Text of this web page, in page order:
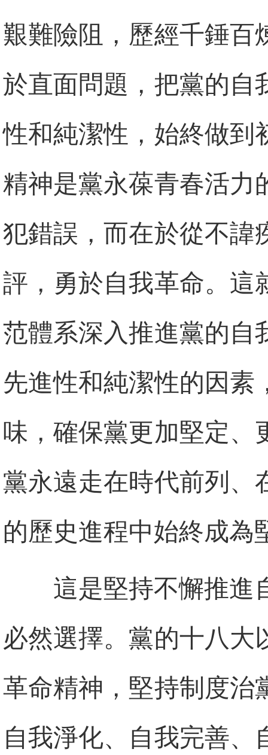
艱難險阻，歷經千錘百
於直面問題，把黨的自
性和純潔性，始終做到
精神是黨永葆青春活力
犯錯誤，而在於從不諱
評，勇於自我革命。這
范體系深入推進黨的自
先進性和純潔性的因素
味，確保黨更加堅定、
黨永遠走在時代前列、
的歷史進程中始終成為
這是堅持不懈推進
必然選擇。黨的十八大
革命精神，堅持制度治
自我淨化、自我完善、